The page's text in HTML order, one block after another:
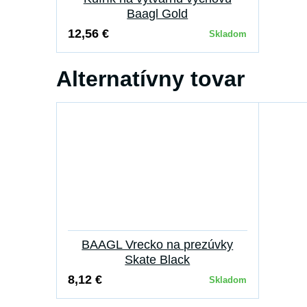
Baagl Gold
12,56 €
Skladom
Alternatívny tovar
BAAGL Vrecko na prezúvky
Skate Black
8,12 €
Skladom